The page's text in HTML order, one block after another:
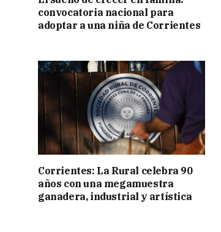
convocatoria nacional para
adoptar a una niña de Corrientes
Corrientes: La Rural celebra 90
años con una megamuestra
ganadera, industrial y artística